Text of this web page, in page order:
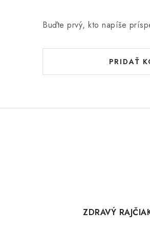
Buďte prvý, kto napíše
PRIDAŤ
ZDRAVÝ